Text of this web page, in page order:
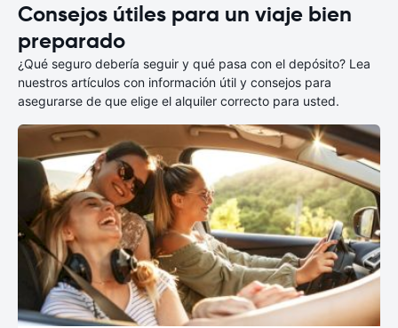
Consejos útiles para un viaje bien
preparado
¿Qué seguro debería seguir y qué pasa con el depósito? Lea
nuestros artículos con información útil y consejos para
asegurarse de que elige el alquiler correcto para usted.